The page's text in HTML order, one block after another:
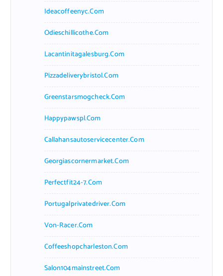
Ideacoffeenyc.com
Odieschillicothe.com
Lacantinitagalesburg.com
Pizzadeliverybristol.com
Greenstarsmogcheck.com
Happypawspl.com
Callahansautoservicecenter.com
Georgiascornermarket.com
Perfectfit24-7.com
Portugalprivatedriver.com
Von-Racer.com
Coffeeshopcharleston.com
Salon104mainstreet.com